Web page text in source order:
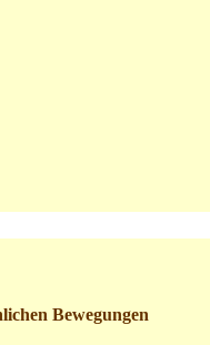
Bewegungen